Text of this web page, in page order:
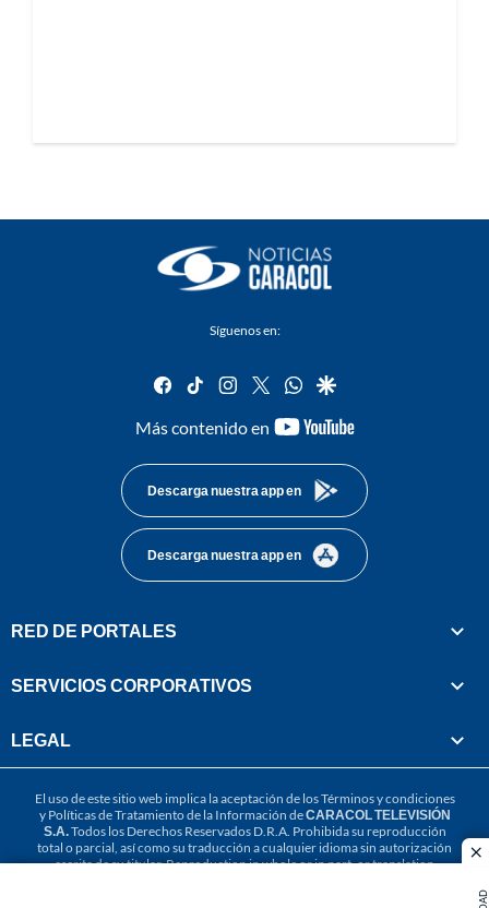
Síguenos en:
facebook
tiktok instagram
twitterwhatsapp
google
Más contenido en
youtube-
Descarga nuestra app en
Descarga nuestra app en
RED DE PORTALES
SERVICIOS CORPORATIVOS
LEGAL
El uso de este sitio web implica la aceptación de losTérminos y condiciones
y Políticas de Tratamiento de la Información deCARACOL TELEVISIÓN
S.A.Todos los Derechos Reservados D.R.A. Prohibida su reproducción
total o parcial, así como su traducción a cualquier idioma sin autorización
escrita de su titular. Reproduction in whole or in part, or translation